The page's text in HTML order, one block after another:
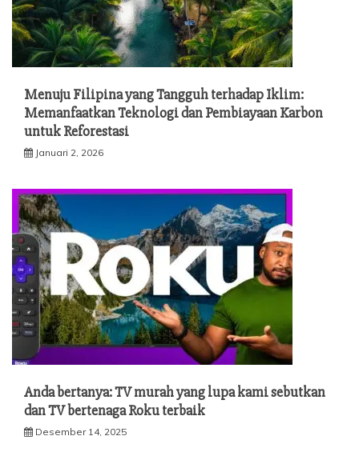
Menuju Filipina yang Tangguh terhadap Iklim:
Memanfaatkan Teknologi dan Pembiayaan Karbon
untuk Reforestasi
Januari 2, 2026
Anda bertanya: TV murah yang lupa kami sebutkan
dan TV bertenaga Roku terbaik
Desember 14, 2025